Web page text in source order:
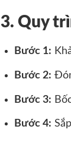
3. Quy
Bước 1:
Bước 2:
Bước 3:
Bước 4: